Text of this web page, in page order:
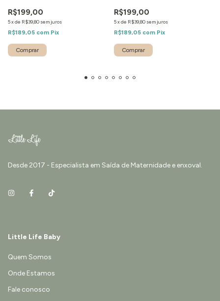
R$199,00
5xde R$39,80 sem juros
R$189,05 com Pix
Comprar
R$199,00
5xde R$39,80 sem juros
R$189,05 com Pix
Comprar
Desde 2017 - Especialista em Saída de Maternidade e enxoval.
Little Life Baby
Quem Somos
Onde Estamos
Fale conosco